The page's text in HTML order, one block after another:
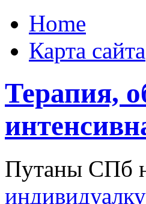
Home
Карта сайта
Терапия,
Путаны СПб